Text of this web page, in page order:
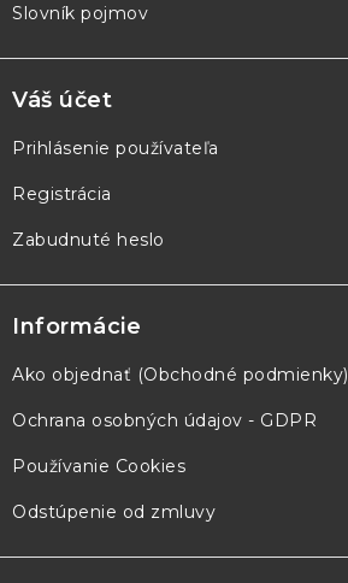
Slovník pojmov
Váš účet
Prihlásenie používateľa
Registrácia
Zabudnuté heslo
Informácie
Ako objednať (Obchodné podmienky)
Ochrana osobných údajov - GDPR
Používanie Cookies
Odstúpenie od zmluvy